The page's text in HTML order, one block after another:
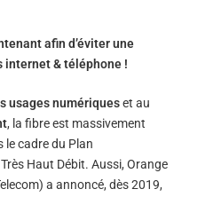
afin d’éviter une
internet & téléphone !
usages numériqueset au
, la fibre est massivement
le cadre du Plan
Haut Débit. Aussi, Orange
a annoncé, dès 2019,